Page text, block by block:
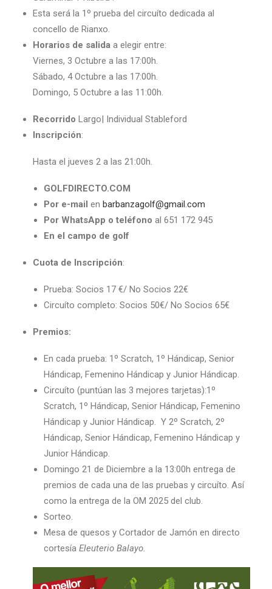
Esta será la 1º prueba del circuíto dedicada al
concello de Rianxo.
Horarios de salida a elegir entre:
Viernes, 3 Octubre a las 17:00h.
Sábado, 4 Octubre a las 17:00h.
Domingo, 5 Octubre a las 11:00h.
Recorrido Largo| Individual Stableford
Inscripción:
Hasta el jueves 2 a las 21:00h.
GOLFDIRECTO.COM
Por e-mail en barbanzagolf@gmail.com
Por WhatsApp o teléfono al 651 172 945
En el campo de golf
Cuota de Inscripción:
Prueba: Socios 17 €/ No Socios 22€
Circuíto completo: Socios 50€/ No Socios 65€
Premios:
En cada prueba: 1º Scratch, 1º Hándicap, Senior
Hándicap, Femenino Hándicap y Junior Hándicap.
Circuíto (puntúan las 3 mejores tarjetas):1º
Scratch, 1º Hándicap, Senior Hándicap, Femenino
Hándicap y Junior Hándicap. Y 2º Scratch, 2º
Hándicap, Senior Hándicap, Femenino Hándicap y
Junior Hándicap.
Domingo 21 de Diciembre a la 13:00h entrega de
premios de cada una de las pruebas y circuíto. Así
como la entrega de la OM 2025 del club.
Sorteo.
Mesa de quesos y Cortador de Jamón en directo
cortesía Eleuterio Balayo.